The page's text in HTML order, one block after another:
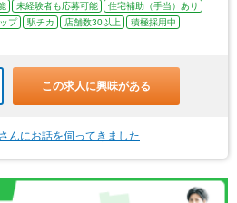
未経験者も応募可能
住宅補助（手当）あり
プ 駅チカ 店舗数30以上
積極採用中
この求人に興味がある
んにお話を伺ってきました